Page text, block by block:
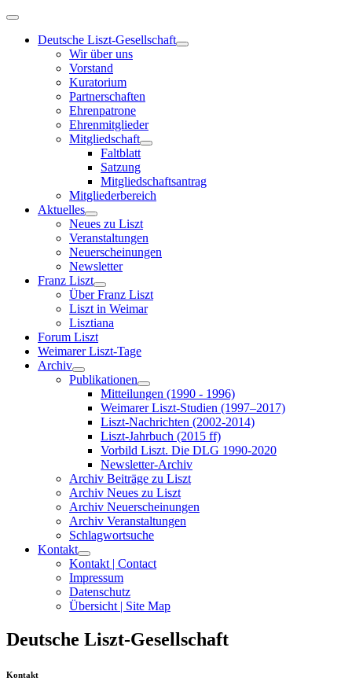
Deutsche Liszt-Gesellschaft
Wir über uns
Vorstand
Kuratorium
Partnerschaften
Ehrenpatrone
Ehrenmitglieder
Mitgliedschaft
Faltblatt
Satzung
Mitgliedschaftsantrag
Mitgliederbereich
Aktuelles
Neues zu Liszt
Veranstaltungen
Neuerscheinungen
Newsletter
Franz Liszt
Über Franz Liszt
Liszt in Weimar
Lisztiana
Forum Liszt
Weimarer Liszt-Tage
Archiv
Publikationen
Mitteilungen (1990 - 1996)
Weimarer Liszt-Studien (1997–2017)
Liszt-Nachrichten (2002-2014)
Liszt-Jahrbuch (2015 ff)
Vorbild Liszt. Die DLG 1990-2020
Newsletter-Archiv
Archiv Beiträge zu Liszt
Archiv Neues zu Liszt
Archiv Neuerscheinungen
Archiv Veranstaltungen
Schlagwortsuche
Kontakt
Kontakt | Contact
Impressum
Datenschutz
Übersicht | Site Map
Deutsche Liszt-Gesellschaft
Kontakt